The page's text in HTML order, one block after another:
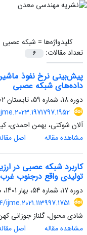
کلیدواژه‌ها = شبکه عصبی
تعداد مقالات:
6
پیش‌بینی نرخ نفوذ
داده‌های شبکه عصبی
دوره 18، شماره 59، تابستان 1402، صفحه
آلان شوکتی، بهمن احمدی،
مشاهده مقاله
اصل
کاربرد شبکه عصبی در
تولیدی واقع درجنوب غرب
دوره 17، شماره 54، بهار 1401، صفحه
ijme.2021.113997.1751
شادی محول، گلناز جوزانی
مشاهده مقاله
اصل